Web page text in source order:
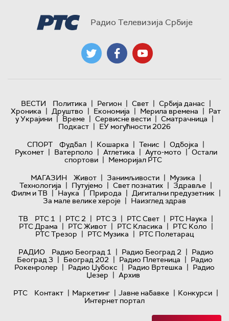
Радио Телевизија Србије
ВЕСТИ Политика | Регион | Свет | Србија данас |
Хроника | Друштво | Економија | Мерила времена | Рат
у Украјини | Време | Сервисне вести | Сматрачница |
Подкаст | ЕУ могућности 2026
СПОРТ
Фудбал | Кошарка | Тенис | Одбојка |
Рукомет | Ватерполо | Атлетика | Ауто-мото | Остали
спортови | Меморијал РТС
МАГАЗИН
Живот | Занимљивости | Музика |
Технологијa | Путујемо | Свет познатих | Здравље |
Филм и ТВ | Наука | Природа | Дигитални предузетник |
За мале велике хероје | Наизглед здрав
ТВ
РТС 1 | РТС 2 | РТС 3 | РТС Свет | РТС Наука |
РТС Драма | РТС Живот | РТС Класика | РТС Коло |
РТС Трезор | РТС Музика | РТС Полетарац
РАДИО
Радио Београд 1 | Радио Београд 2 | Радио
Београд 3 | Београд 202 | Радио Плетеница | Радио
Рокенролер | Радио Џубокс | Радио Вртешка | Радио
Џезер | Архив
РТС
Контакт | Маркетинг | Јавне набавке | Конкурси |
Интернет портал